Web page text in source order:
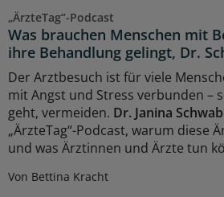
„ÄrzteTag“-Podcast
Was brauchen Menschen mit
ihre Behandlung gelingt, Dr.
Der Arztbesuch ist für viele
mit Angst und Stress verbunden –
geht, vermeiden. Dr. Janina
„ÄrzteTag“-Podcast, warum diese
und was Ärztinnen und Ärzte tun
Von Bettina Kracht